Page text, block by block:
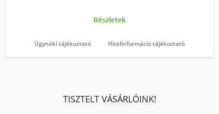
Ügynöki tájékoztató Hitelinformáció tájékoztató
TISZTELT VÁSÁRLÓINK!